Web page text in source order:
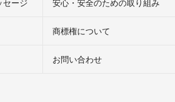
商標権について
お問い合わせ